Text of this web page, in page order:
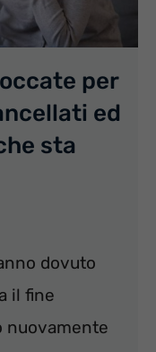
per
ed
sta
dovuto
il fine
nuovamente